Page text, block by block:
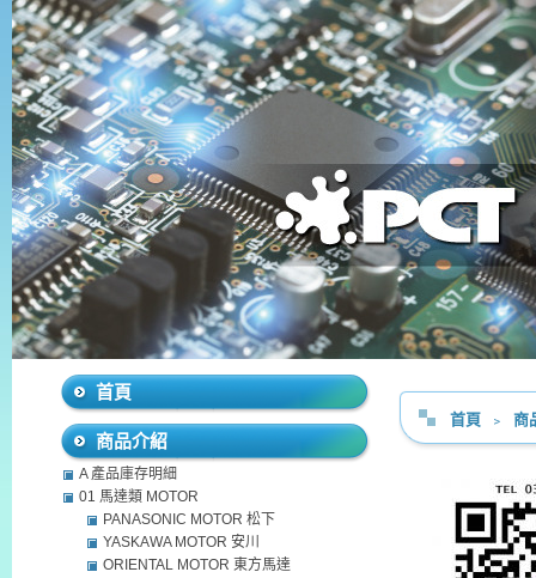
首頁 ﹥ 商
首頁
商品介紹
A 產品庫存明細
01 馬達類 MOTOR
PANASONIC MOTOR 松下
YASKAWA MOTOR 安川
ORIENTAL MOTOR 東方馬達